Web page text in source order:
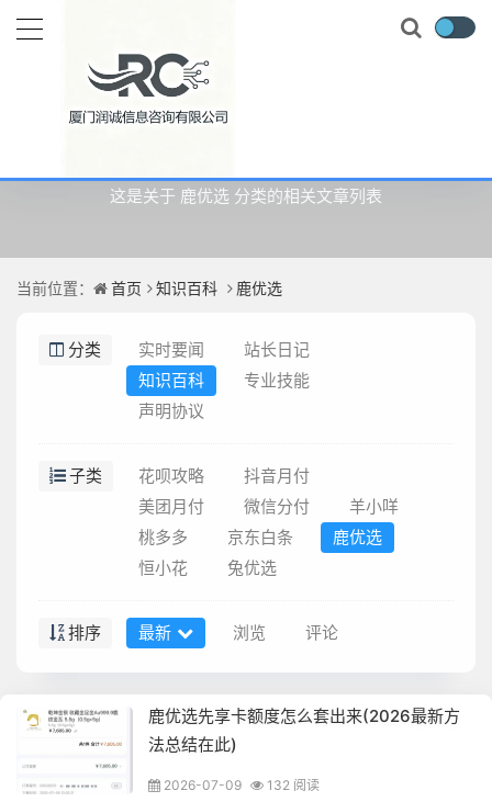
这是关于 鹿优选 分类的相关文章列表
当前位置： 首页 知识百科 鹿优选
分类 实时要闻
站长日记
知识百科
专业技能
声明协议
子类 花呗攻略
抖音月付
美团月付
微信分付
羊小咩
桃多多
京东白条
鹿优选
恒小花
兔优选
排序 最新 浏览 评论
鹿优选先享卡额度怎么套出来(2026最新方
法总结在此)
2026-07-09 132 阅读